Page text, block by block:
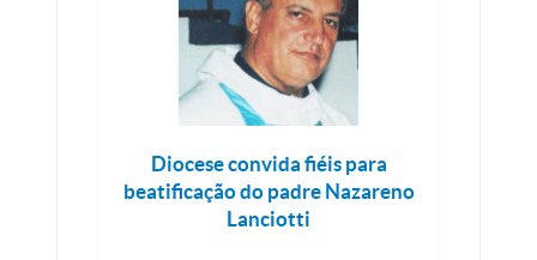
Diocese convida fiéis para
beatificação do padre Nazareno
Lanciotti